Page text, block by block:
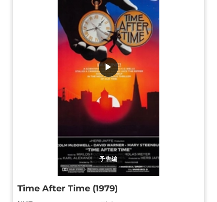
予告編
▶
Time After Time (1979)